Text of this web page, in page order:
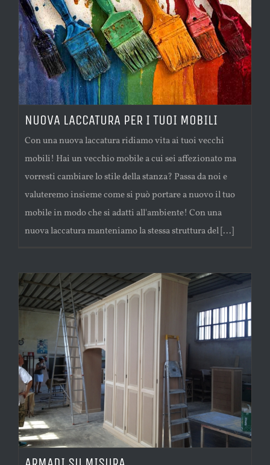
NUOVA LACCATURA PER I TUOI MOBILI
Con una nuova laccatura ridiamo vita ai tuoi vecchi
mobili! Hai un vecchio mobile a cui sei affezionato ma
vorresti cambiare lo stile della stanza? Passa da noi e
valuteremo insieme come si può portare a nuovo il tuo
mobile in modo che si adatti all'ambiente! Con una
nuova laccatura manteniamo la stessa struttura del [...]